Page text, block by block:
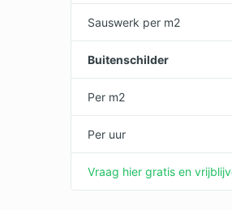
Sauswerk per m2
Buitenschilder
Per m2
Per uur
Vraag hier gratis en